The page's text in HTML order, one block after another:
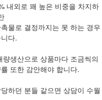
내외로 꽤 높은 비중을 차지하
물로 결정까지는 못 하는 경우
다.
생산으로 상품마다 조금씩의
또한 감안해야 합니다.
하던 분들 같으면 상담이 수월